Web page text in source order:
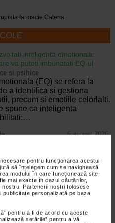
pentru funcționarea acestui
să înțelegem cum se navighează
modului în care funcționează site-
mai exacte în cazul căutărilor,
Partenerii noștri folosesc
publicitate personalizată pe baza
pentru a fi de acord cu aceste
setările” pentru a vă
farmacie Catena
inteligenta emotionala:
va puteti imbunatati EQ-ul
si psihice
(EQ) se refera la
a identifica si gestiona
precum si emotiile celorlalti.
spune ca inteligenta
6 august 2026
factori declansatori si solutii
termenul medical pentru
de urina, de obicei in
Este o afectiune frecventa
copiilor, cat si al adultilor.
considerat…
28 iulie 2026